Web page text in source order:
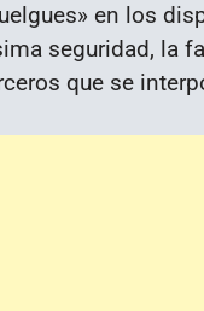
en los
seguridad, la
que se